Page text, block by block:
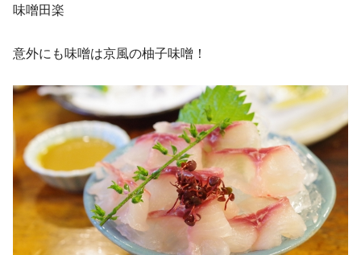
味噌田楽
意外にも味噌は京風の柚子味噌！